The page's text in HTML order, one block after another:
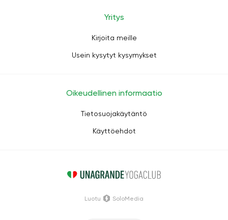
Yritys
Kirjoita meille
Usein kysytyt kysymykset
Oikeudellinen informaatio
Tietosuojakäytäntö
Käyttöehdot
Luotu SoloMedia